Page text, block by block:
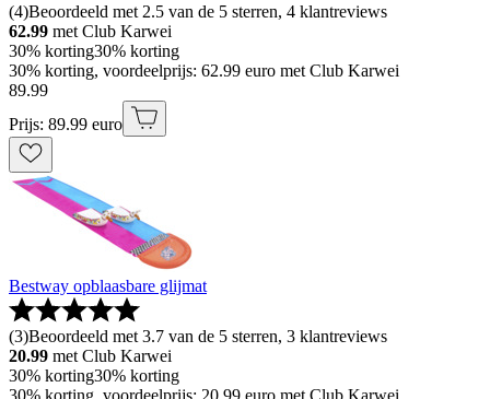
(4)Beoordeeld met 2.5 van de 5 sterren, 4 klantreviews
62.99 met Club Karwei
30% korting30% korting
30% korting, voordeelprijs: 62.99 euro met Club Karwei
89.99
Prijs: 89.99 euro
Bestway opblaasbare glijmat
(3)Beoordeeld met 3.7 van de 5 sterren, 3 klantreviews
20.99 met Club Karwei
30% korting30% korting
30% korting, voordeelprijs: 20.99 euro met Club Karwei